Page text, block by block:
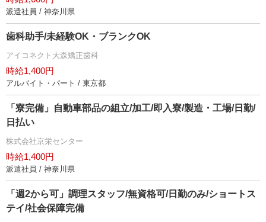
派遣社員 / 神奈川県
歯科助手/未経験OK・ブランクOK
アイコネクト大森矯正歯科
時給1,400円
アルバイト・パート / 東京都
「寮完備」自動車部品の組立/加工/即入寮/製造・工場/日勤/
日払い
株式会社京栄センター
時給1,400円
派遣社員 / 神奈川県
「週2から可」調理スタッフ/無資格可/日勤のみ/ショートス
テイ/社会保障完備